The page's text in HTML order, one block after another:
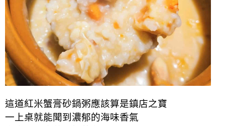
這道紅米蟹膏砂鍋粥應該算是鎮店之寶
一上桌就能聞到濃郁的海味香氣